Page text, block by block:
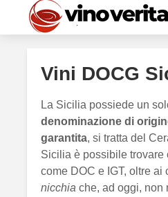
Vini DOCG
La Sicilia possiede un
denominazione di
garantita, si tratta del
Sicilia è possibile trovare
come DOC e IGT, oltre ai
nicchia che, ad oggi, non